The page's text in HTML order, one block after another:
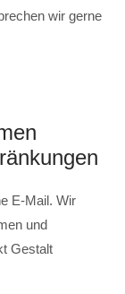
wir gerne
E-Mail. Wir
und
Gestalt